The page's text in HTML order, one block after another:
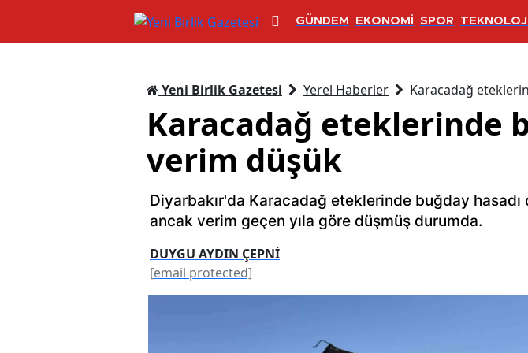
GÜNDEM EKONOMİ SPOR TEKNOLOJİ
Yeni Birlik Gazetesi Yerel Haberler Karacadağ
Karacadağ eteklerinde
verim düşük
Diyarbakır'da Karacadağ eteklerinde buğday
ancak verim geçen yıla göre düşmüş durumda.
DUYGU AYDIN ÇEPNİ
[email protected]